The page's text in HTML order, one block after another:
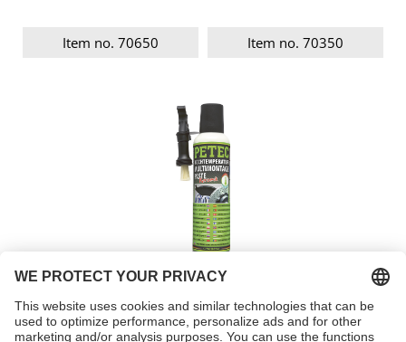
Item no. 70650 Item no. 70350
High temperature
multi-assembly paste